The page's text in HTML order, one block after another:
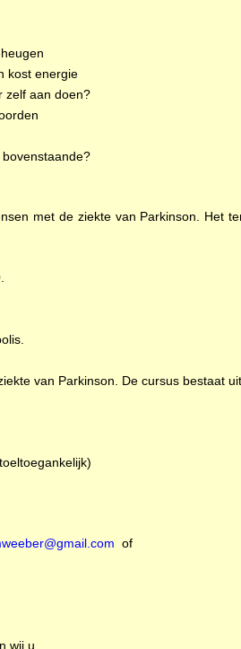
kost energie
zelf aan doen?
met de ziekte van Parkinson. Het
van Parkinson. De cursus bestaat
of
wij u